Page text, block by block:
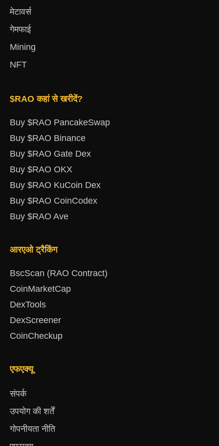
मेटावर्स
गेमफाई
Mining
NFT
$RAO कहां से खरीदें?
Buy $RAO PancakeSwap
Buy $RAO Binance
Buy $RAO Gate Dex
Buy $RAO OKX
Buy $RAO KuCoin Dex
Buy $RAO CoinCodex
Buy $RAO Ave
आरएओ ट्रैकिंग
BscScan (RAO Contract)
CoinMarketCap
DexTools
DexScreener
CoinCheckup
एफएक्यू
संपर्क
उपयोग की शर्तें
गोपनीयता नीति